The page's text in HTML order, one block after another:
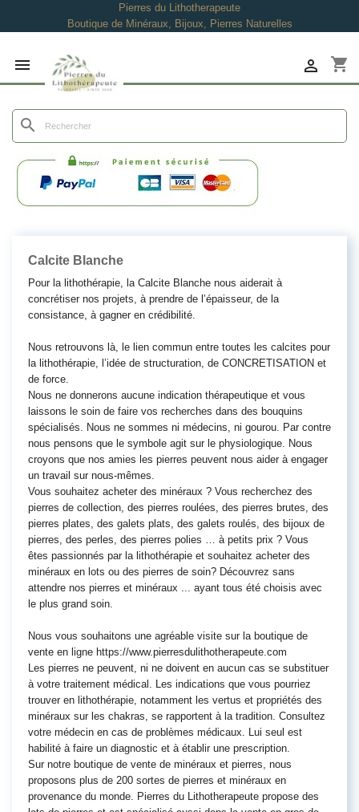
Pierres du Lithotherapeute
Boutique de Minéraux, Bijoux, Pierres Naturelles
 shopping_cart

search
Calcite Blanche
Pour la lithothérapie, la Calcite Blanche nous aiderait à
concrétiser nos projets, à prendre de l’épaisseur, de la
consistance, à gagner en crédibilité.
Nous retrouvons là, le lien commun entre toutes les calcites pour
la lithothérapie, l’idée de structuration, de CONCRETISATION et
de force.
Nous ne donnerons aucune indication thérapeutique et vous
laissons le soin de faire vos recherches dans des bouquins
spécialisés. Nous ne sommes ni médecins, ni gourou. Par contre
nous pensons que le symbole agit sur le physiologique. Nous
croyons que nos amies les pierres peuvent nous aider à engager
un travail sur nous-mêmes.
Vous souhaitez acheter des minéraux ? Vous recherchez des
pierres de collection, des pierres roulées, des pierres brutes, des
pierres plates, des galets plats, des galets roulés, des bijoux de
pierres, des perles, des pierres polies … à petits prix ? Vous
êtes passionnés par la lithothérapie et souhaitez acheter des
minéraux en lots ou des pierres de soin? Découvrez sans
attendre nos pierres et minéraux ... ayant tous été choisis avec
le plus grand soin.
Nous vous souhaitons une agréable visite sur la boutique de
vente en ligne https://www.pierresdulithotherapeute.com
Les pierres ne peuvent, ni ne doivent en aucun cas se substituer
à votre traitement médical. Les indications que vous pourriez
trouver en lithothérapie, notamment les vertus et propriétés des
minéraux sur les chakras, se rapportent à la tradition. Consultez
votre médecin en cas de problèmes médicaux. Lui seul est
habilité à faire un diagnostic et à établir une prescription.
Sur notre boutique de vente de minéraux et pierres, nous
proposons plus de 200 sortes de pierres et minéraux en
provenance du monde. Pierres du Lithotherapeute propose des